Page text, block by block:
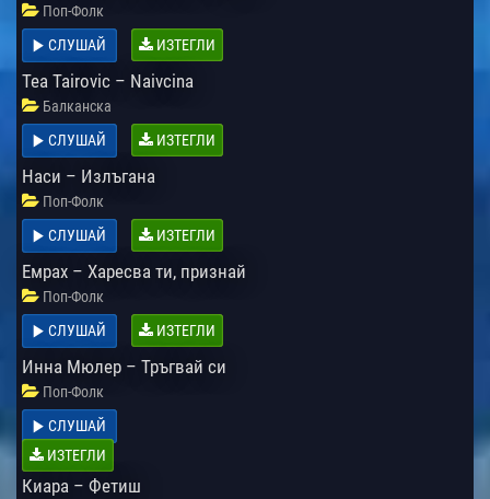
Поп-Фолк
СЛУШАЙ
ИЗТЕГЛИ
Tea Tairovic – Naivcina
Балканска
СЛУШАЙ
ИЗТЕГЛИ
Наси – Излъгана
Поп-Фолк
СЛУШАЙ
ИЗТЕГЛИ
Емрах – Харесва ти, признай
Поп-Фолк
СЛУШАЙ
ИЗТЕГЛИ
Инна Мюлер – Тръгвай си
Поп-Фолк
СЛУШАЙ
ИЗТЕГЛИ
Киара – Фетиш